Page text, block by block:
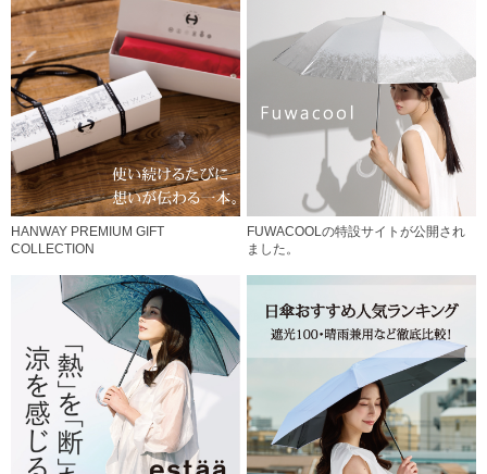
HANWAY PREMIUM GIFT
COLLECTION
FUWACOOLの特設サイトが公開され
ました。